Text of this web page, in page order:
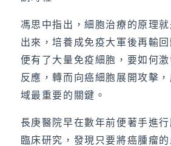
馮思中指出，細胞治療的原理
出來，培養成免疫大軍後再輸
便有了大量免疫細胞，要如何
反應，轉而向癌細胞展開攻擊
域最重要的關鍵。
長庚醫院早在數年前便著手進
臨床研究，發現只要將癌腫瘤